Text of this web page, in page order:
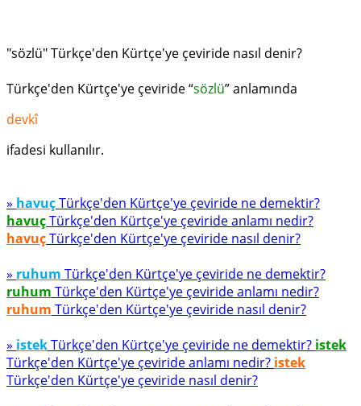
"sözlü" Türkçe'den Kürtçe'ye çeviride nasıl denir?
Türkçe'den Kürtçe'ye çeviride “sözlü” anlamında
devkî
ifadesi kullanılır.
» havuçTürkçe'den Kürtçe'ye çeviride ne demektir?
havuçTürkçe'den Kürtçe'ye çeviride anlamı nedir?
havuçTürkçe'den Kürtçe'ye çeviride nasıl denir?
» ruhum Türkçe'den Kürtçe'ye çeviride ne demektir?
ruhum Türkçe'den Kürtçe'ye çeviride anlamı nedir?
ruhum Türkçe'den Kürtçe'ye çeviride nasıl denir?
» istekTürkçe'den Kürtçe'ye çeviride ne demektir? istek
Türkçe'den Kürtçe'ye çeviride anlamı nedir? istek
Türkçe'den Kürtçe'ye çeviride nasıl denir?